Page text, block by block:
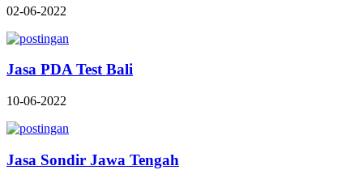
02-06-2022
Jasa PDA Test Bali
10-06-2022
Jasa Sondir Jawa Tengah